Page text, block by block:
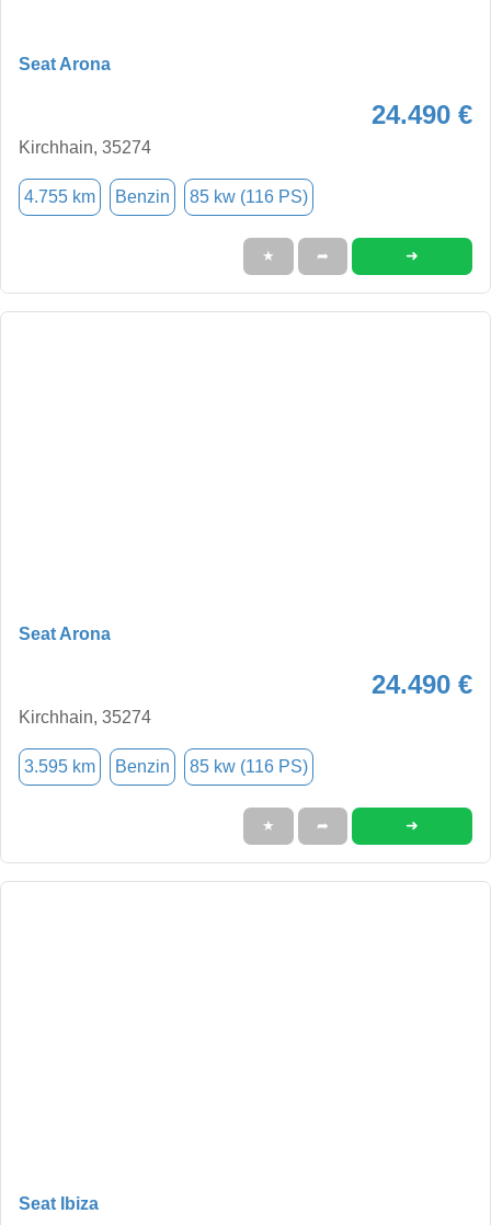
Seat Arona
24.490 €
Kirchhain, 35274
4.755 km Benzin 85 kw (116 PS)
★ ➦ ➜
Seat Arona
24.490 €
Kirchhain, 35274
3.595 km Benzin 85 kw (116 PS)
★ ➦ ➜
Seat Ibiza